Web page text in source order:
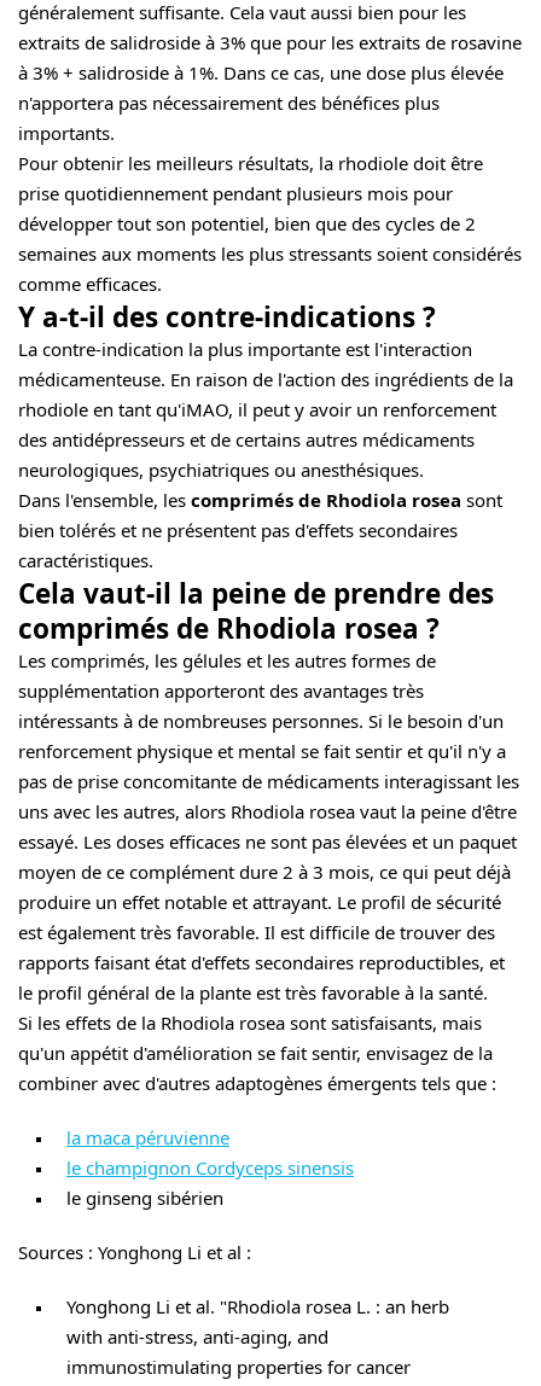
généralement suffisante. Cela vaut aussi bien pour les
extraits de salidroside à 3% que pour les extraits de rosavine
à 3% + salidroside à 1%. Dans ce cas, une dose plus élevée
n'apportera pas nécessairement des bénéfices plus
importants.
Pour obtenir les meilleurs résultats, la rhodiole doit être
prise quotidiennement pendant plusieurs mois pour
développer tout son potentiel, bien que des cycles de 2
semaines aux moments les plus stressants soient considérés
comme efficaces.
Y a-t-il des contre-indications ?
La contre-indication la plus importante est l'interaction
médicamenteuse. En raison de l'action des ingrédients de la
rhodiole en tant qu'iMAO, il peut y avoir un renforcement
des antidépresseurs et de certains autres médicaments
neurologiques, psychiatriques ou anesthésiques.
Dans l'ensemble, les comprimés de Rhodiola rosea sont
bien tolérés et ne présentent pas d'effets secondaires
caractéristiques.
Cela vaut-il la peine de prendre des
comprimés de Rhodiola rosea ?
Les comprimés, les gélules et les autres formes de
supplémentation apporteront des avantages très
intéressants à de nombreuses personnes. Si le besoin d'un
renforcement physique et mental se fait sentir et qu'il n'y a
pas de prise concomitante de médicaments interagissant les
uns avec les autres, alors Rhodiola rosea vaut la peine d'être
essayé. Les doses efficaces ne sont pas élevées et un paquet
moyen de ce complément dure 2 à 3 mois, ce qui peut déjà
produire un effet notable et attrayant. Le profil de sécurité
est également très favorable. Il est difficile de trouver des
rapports faisant état d'effets secondaires reproductibles, et
le profil général de la plante est très favorable à la santé.
Si les effets de la Rhodiola rosea sont satisfaisants, mais
qu'un appétit d'amélioration se fait sentir, envisagez de la
combiner avec d'autres adaptogènes émergents tels que :
la maca péruvienne
le champignon Cordyceps sinensis
le ginseng sibérien
Sources : Yonghong Li et al :
Yonghong Li et al. "Rhodiola rosea L. : an herb
with anti-stress, anti-aging, and
immunostimulating properties for cancer